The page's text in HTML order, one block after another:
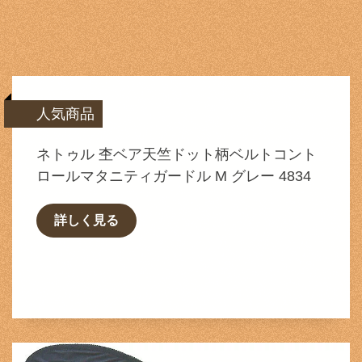
人気商品
ネトゥル 杢ベア天竺ドット柄ベルトコント
ロールマタニティガードル M グレー 4834
詳しく見る